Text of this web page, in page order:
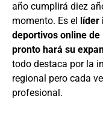
año cumplirá diez
momento. Es el líder
deportivos online de
pronto hará su
todo destaca por la
regional pero cada
profesional.